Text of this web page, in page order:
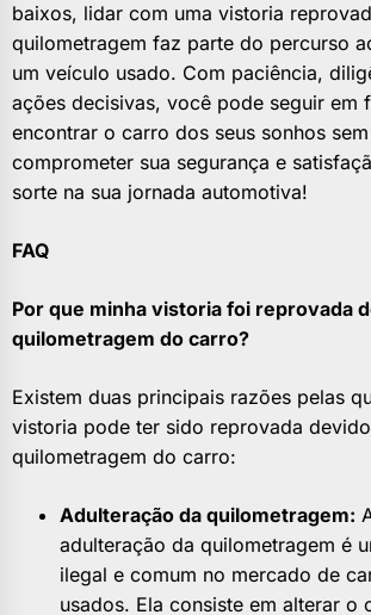
baixos, lidar com uma vistoria
quilometragem faz parte do percurso
um veículo usado. Com paciência,
ações decisivas, você pode seguir em
encontrar o carro dos seus sonhos sem
comprometer sua segurança e
sorte na sua jornada automotiva!
FAQ
Por que minha vistoria foi reprovada
quilometragem do carro?
Existem duas principais razões pelas
vistoria pode ter sido reprovada
quilometragem do carro:
Adulteração da quilometragem:
adulteração da quilometragem é
ilegal e comum no mercado de
usados. Ela consiste em alterar o